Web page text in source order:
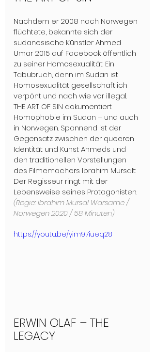
Nachdem er 2008 nach Norwegen
flüchtete, bekannte sich der
sudanesische Künstler Ahmed
Umar 2015 auf Facebook öffentlich
zu seiner Homosexualität. Ein
Tabubruch, denn im Sudan ist
Homosexualität gesellschaftlich
verpönt und nach wie vor illegal.
THE ART OF SIN dokumentiert
Homophobie im Sudan – und auch
in Norwegen. Spannend ist der
Gegensatz zwischen der queeren
Identität und Kunst Ahmeds und
den traditionellen Vorstellungen
des Filmemachers Ibrahim Mursalt:
Der Regisseur ringt mit der
Lebensweise seines Protagonisten.
(Regie: Ibrahim Mursal Warsame /
Norwegen 2020 / 58 Minuten)
https://youtu.be/yim97iueq28
ERWIN OLAF – THE
LEGACY